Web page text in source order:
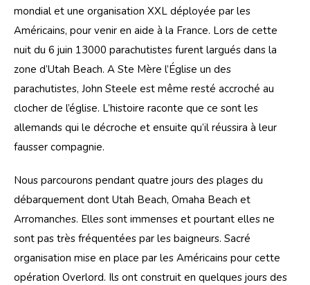
mondial et une organisation XXL déployée par les
Américains, pour venir en aide à la France. Lors de cette
nuit du 6 juin 13000 parachutistes furent largués dans la
zone d’Utah Beach. A Ste Mère l’Église un des
parachutistes, John Steele est même resté accroché au
clocher de l’église. L’histoire raconte que ce sont les
allemands qui le décroche et ensuite qu’il réussira à leur
fausser compagnie.
Nous parcourons pendant quatre jours des plages du
débarquement dont Utah Beach, Omaha Beach et
Arromanches. Elles sont immenses et pourtant elles ne
sont pas très fréquentées par les baigneurs. Sacré
organisation mise en place par les Américains pour cette
opération Overlord. Ils ont construit en quelques jours des